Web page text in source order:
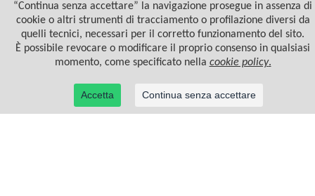
“Continua senza accettare” la navigazione prosegue in assenza di
cookie o altri strumenti di tracciamento o profilazione diversi da
quelli tecnici, necessari per il corretto funzionamento del sito.
È possibile revocare o modificare il proprio consenso in qualsiasi
momento, come specificato nella cookie policy.
Accetta Continua senza accettare